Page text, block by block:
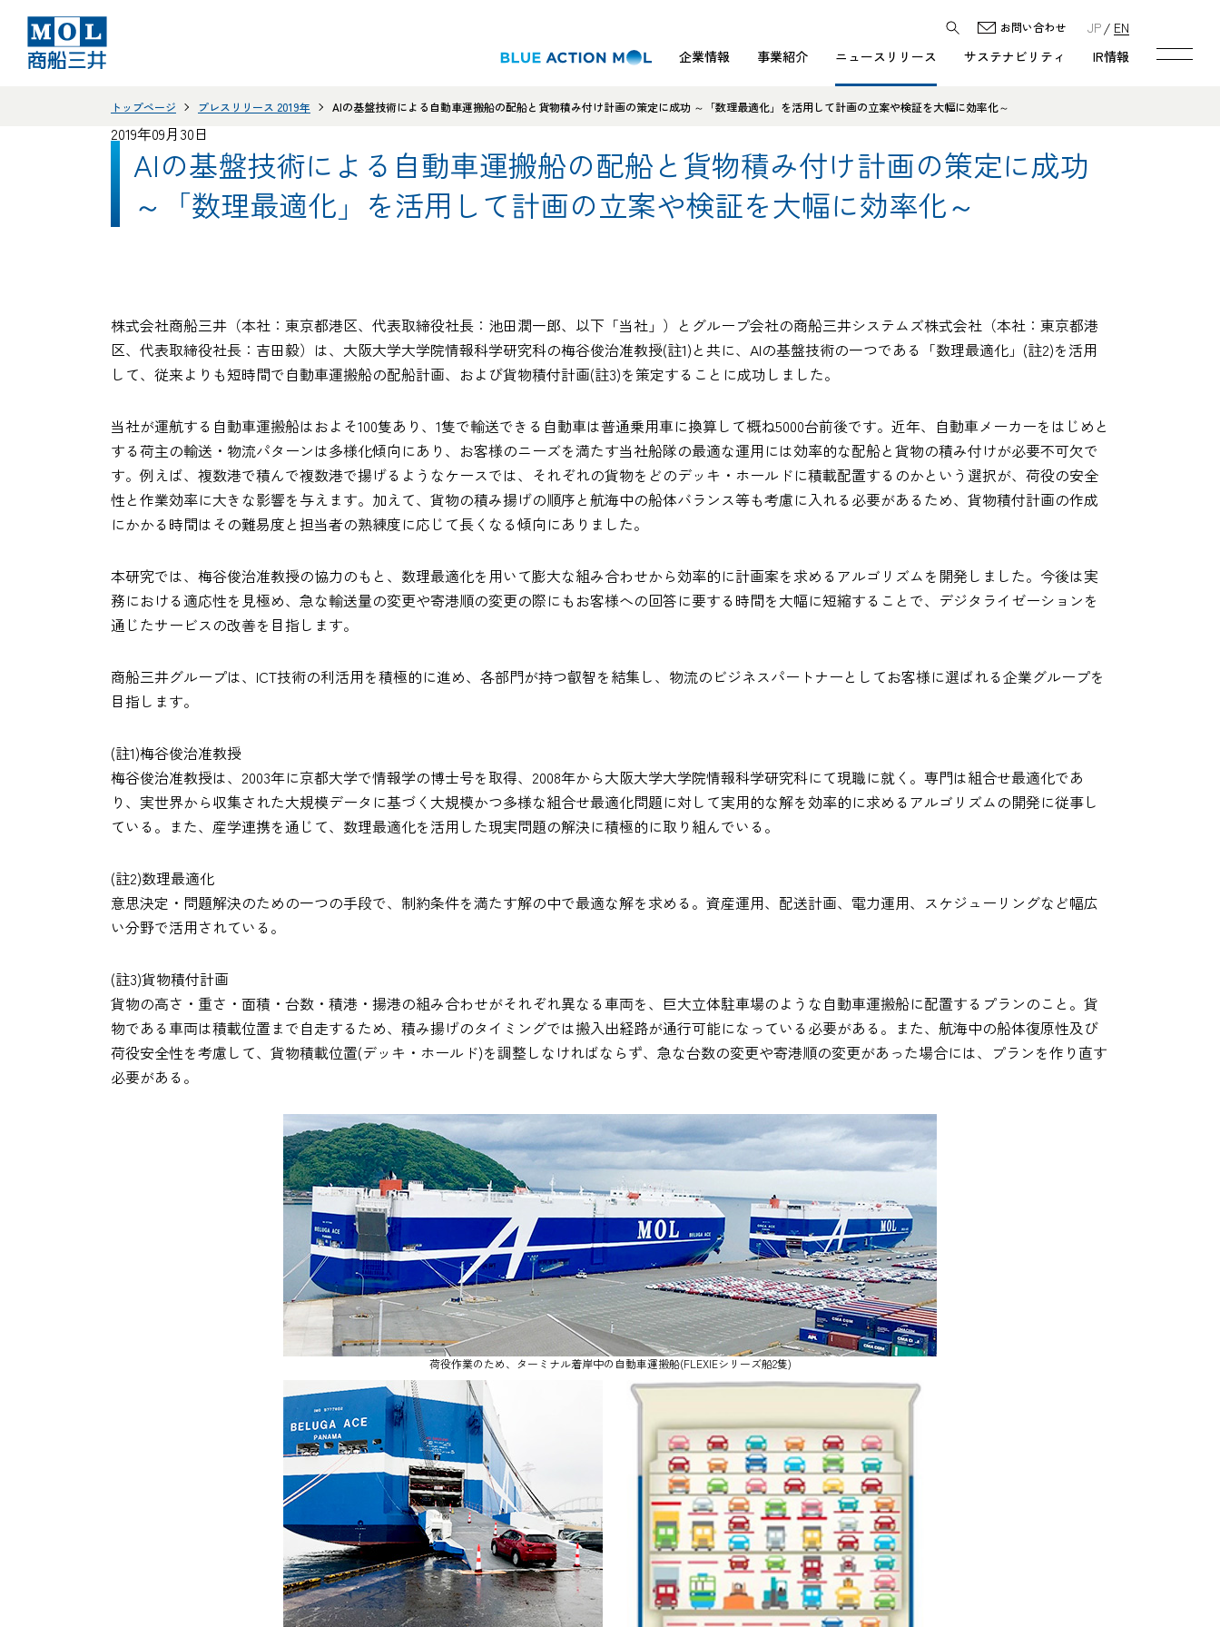
企業情報 事業紹介 ニュースリリース サステナビリティ IR情報
お問い合わせ JP EN
トップページ プレスリリース 2019年 AIの基盤技術による自動車運搬船の配船と貨物積み付け計画の策定に成功 ～「数理最適化」を活用して計画の立案や検証を大幅に効率化～
2019年09月30日
AIの基盤技術による自動車運搬船の配船と貨物積み付け計画の策定に成功
～「数理最適化」を活用して計画の立案や検証を大幅に効率化～
株式会社商船三井（本社：東京都港区、代表取締役社長：池田潤一郎、以下「当社」）とグループ会社の商船三井システムズ株式会社（本社：東京都港
区、代表取締役社長：吉田毅）は、大阪大学大学院情報科学研究科の梅谷俊治准教授(註1)と共に、AIの基盤技術の一つである「数理最適化」(註2)を活用
して、従来よりも短時間で自動車運搬船の配船計画、および貨物積付計画(註3)を策定することに成功しました。
当社が運航する自動車運搬船はおよそ100隻あり、1隻で輸送できる自動車は普通乗用車に換算して概ね5000台前後です。近年、自動車メーカーをはじめと
する荷主の輸送・物流パターンは多様化傾向にあり、お客様のニーズを満たす当社船隊の最適な運用には効率的な配船と貨物の積み付けが必要不可欠で
す。例えば、複数港で積んで複数港で揚げるようなケースでは、それぞれの貨物をどのデッキ・ホールドに積載配置するのかという選択が、荷役の安全
性と作業効率に大きな影響を与えます。加えて、貨物の積み揚げの順序と航海中の船体バランス等も考慮に入れる必要があるため、貨物積付計画の作成
にかかる時間はその難易度と担当者の熟練度に応じて長くなる傾向にありました。
本研究では、梅谷俊治准教授の協力のもと、数理最適化を用いて膨大な組み合わせから効率的に計画案を求めるアルゴリズムを開発しました。今後は実
務における適応性を見極め、急な輸送量の変更や寄港順の変更の際にもお客様への回答に要する時間を大幅に短縮することで、デジタライゼーションを
通じたサービスの改善を目指します。
商船三井グループは、ICT技術の利活用を積極的に進め、各部門が持つ叡智を結集し、物流のビジネスパートナーとしてお客様に選ばれる企業グループを
目指します。
(註1)梅谷俊治准教授
梅谷俊治准教授は、2003年に京都大学で情報学の博士号を取得、2008年から大阪大学大学院情報科学研究科にて現職に就く。専門は組合せ最適化であ
り、実世界から収集された大規模データに基づく大規模かつ多様な組合せ最適化問題に対して実用的な解を効率的に求めるアルゴリズムの開発に従事し
ている。また、産学連携を通じて、数理最適化を活用した現実問題の解決に積極的に取り組んでいる。
(註2)数理最適化
意思決定・問題解決のための一つの手段で、制約条件を満たす解の中で最適な解を求める。資産運用、配送計画、電力運用、スケジューリングなど幅広
い分野で活用されている。
(註3)貨物積付計画
貨物の高さ・重さ・面積・台数・積港・揚港の組み合わせがそれぞれ異なる車両を、巨大立体駐車場のような自動車運搬船に配置するプランのこと。貨
物である車両は積載位置まで自走するため、積み揚げのタイミングでは搬入出経路が通行可能になっている必要がある。また、航海中の船体復原性及び
荷役安全性を考慮して、貨物積載位置(デッキ・ホールド)を調整しなければならず、急な台数の変更や寄港順の変更があった場合には、プランを作り直す
必要がある。
荷役作業のため、ターミナル着岸中の自動車運搬船(FLEXIEシリーズ船2隻)